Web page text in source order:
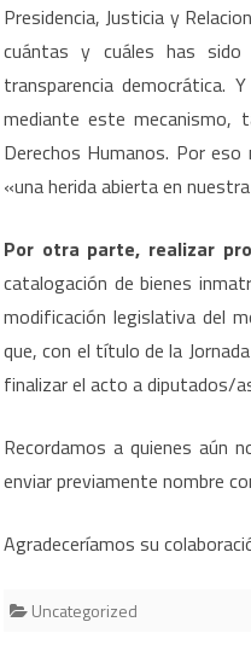
Presidencia, Justicia y
cuántas y cuáles has sido
transparencia democrática.
mediante este mecanismo,
Derechos Humanos. Por
«una herida abierta en
Por otra parte, realizar
catalogación de bienes
modificación legislativa del
que, con el título de la
finalizar el acto a diputados/
Recordamos a quienes aún
enviar previamente nombre
Agradeceríamos su
Uncategorized